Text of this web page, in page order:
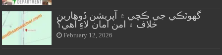
گهوٽڪي جي ڪچي ۾ آپريشن ڏوهارين
خلاف ۽ امن امان لاءِ آهي؟
February 12, 2026